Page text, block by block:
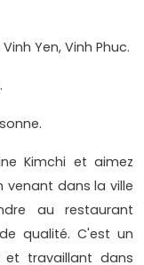
Yen, Vinh Phuc.
Kimchi et aimez
venant dans la ville
au restaurant
qualité. C'est un
et travaillant dans